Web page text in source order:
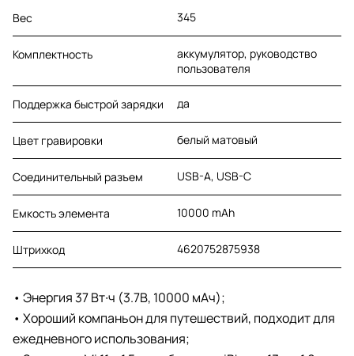
Вес 345
Комплектность
аккумулятор, руководство
пользователя
Поддержка быстрой зарядки да
Цвет гравировки белый матовый
Соединительный разъем USB-A, USB-C
Емкость элемента 10000 mAh
Штрихкод 4620752875938
• Энергия 37 Вт∙ч (3.7В, 10000 мАч);
• Хороший компаньон для путешествий, подходит для
ежедневного использования;